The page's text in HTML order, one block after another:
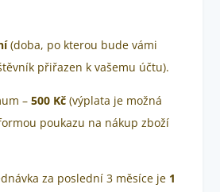
(doba, po kterou bude vámi
přiřazen k vašemu účtu).
–500 Kč (výplata je možná
poukazu na nákup zboží
za poslední 3 měsíce je 1